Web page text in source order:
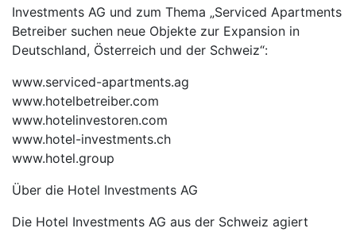
Investments AG und zum Thema „Serviced Apartments
Betreiber suchen neue Objekte zur Expansion in
Deutschland, Österreich und der Schweiz“:
www.serviced-apartments.ag
www.hotelbetreiber.com
www.hotelinvestoren.com
www.hotel-investments.ch
www.hotel.group
Über die Hotel Investments AG
Die Hotel Investments AG aus der Schweiz agiert